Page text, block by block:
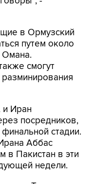
в Ормузский
Омана.
смогут
Иран
стадии.
Аббас
в Пакистан в эти
недели.
что Тегеран и